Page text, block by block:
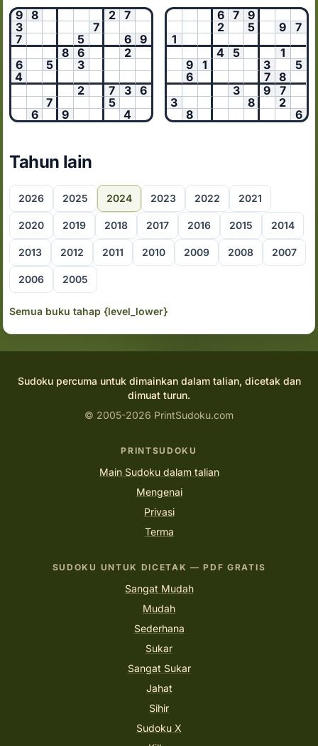
9
8 2
7
3
7
7
5 6
9
8
6
2
6
5
3
4
2
7 3
6
7
5
6
9 4
6 7 9
2
5 9
7
1
4 5
1
9
1 3
5
6
7
8
3
9
7
3
8
2
8
6
Tahun lain
2026 2025 2024 2023 2022 2021
2020 2019 2018 2017 2016 2015 2014
2013 2012 2011 2010 2009 2008 2007
2006 2005
Semua buku tahap {level_lower}
Sudoku percuma untuk dimainkan dalam talian, dicetak dan
dimuat turun.
© 2005-2026 PrintSudoku.com
PRINTSUDOKU
Main Sudoku dalam talian
Mengenai
Privasi
Terma
SUDOKU UNTUK DICETAK — PDF GRATIS
Sangat Mudah
Mudah
Sederhana
Sukar
Sangat Sukar
Jahat
Sihir
Sudoku X